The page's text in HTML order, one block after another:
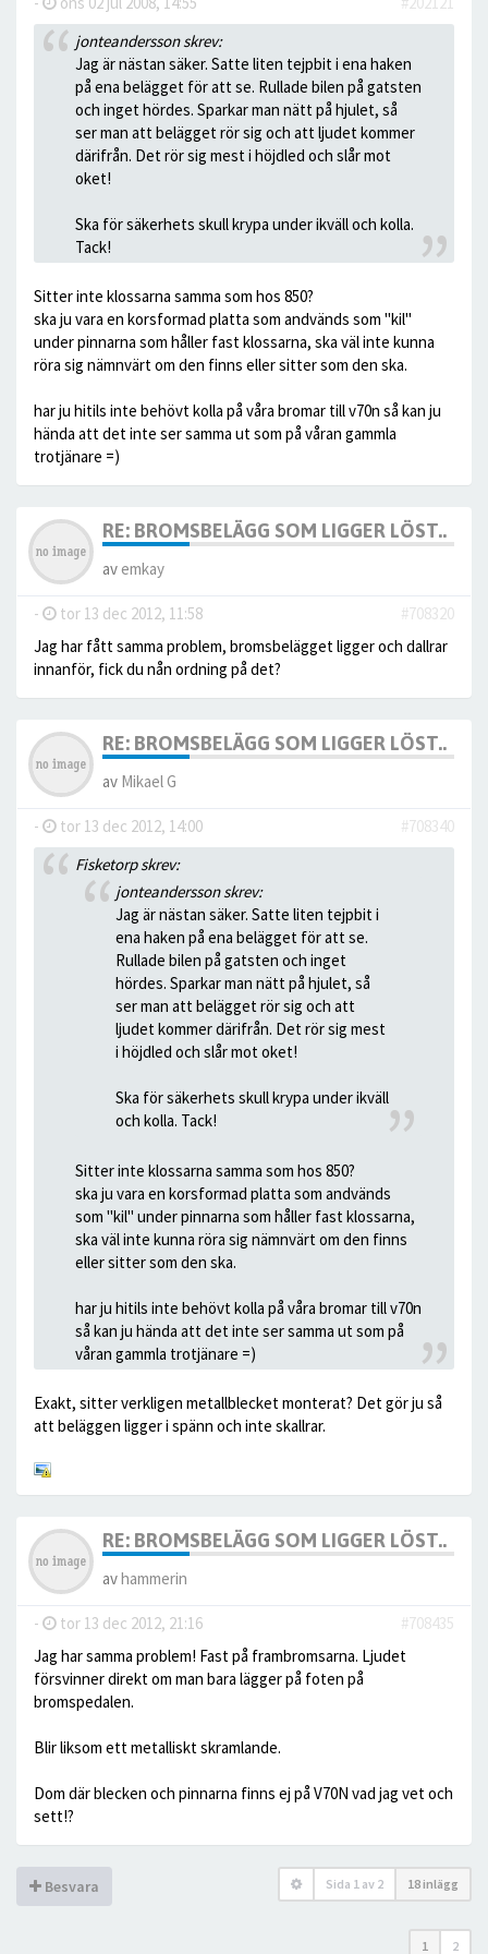
jonteandersson skrev:
Jag är nästan säker. Satte liten tejpbit i ena haken
på ena belägget för att se. Rullade bilen på gatsten
och inget hördes. Sparkar man nätt på hjulet, så
ser man att belägget rör sig och att ljudet kommer
därifrån. Det rör sig mest i höjdled och slår mot
oket!
Ska för säkerhets skull krypa under ikväll och kolla.
Tack!
Sitter inte klossarna samma som hos 850?
ska ju vara en korsformad platta som andvänds som "kil"
under pinnarna som håller fast klossarna, ska väl inte kunna
röra sig nämnvärt om den finns eller sitter som den ska.
har ju hitils inte behövt kolla på våra bromar till v70n så kan ju
hända att det inte ser samma ut som på våran gammla
trotjänare =)
RE: BROMSBELÄGG SOM LIGGER LÖST..
av emkay
- tor 13 dec 2012, 11:58
#708320
Jag har fått samma problem, bromsbelägget ligger och dallrar
innanför, fick du nån ordning på det?
RE: BROMSBELÄGG SOM LIGGER LÖST..
av Mikael G
- tor 13 dec 2012, 14:00
#708340
Fisketorp skrev:
jonteandersson skrev:
Jag är nästan säker. Satte liten tejpbit i
ena haken på ena belägget för att se.
Rullade bilen på gatsten och inget
hördes. Sparkar man nätt på hjulet, så
ser man att belägget rör sig och att
ljudet kommer därifrån. Det rör sig mest
i höjdled och slår mot oket!
Ska för säkerhets skull krypa under ikväll
och kolla. Tack!
Sitter inte klossarna samma som hos 850?
ska ju vara en korsformad platta som andvänds
som "kil" under pinnarna som håller fast klossarna,
ska väl inte kunna röra sig nämnvärt om den finns
eller sitter som den ska.
har ju hitils inte behövt kolla på våra bromar till v70n
så kan ju hända att det inte ser samma ut som på
våran gammla trotjänare =)
Exakt, sitter verkligen metallblecket monterat? Det gör ju så
att beläggen ligger i spänn och inte skallrar.
RE: BROMSBELÄGG SOM LIGGER LÖST..
avhammerin
- tor 13 dec 2012, 21:16
#708435
Jag har samma problem! Fast på frambromsarna. Ljudet
försvinner direkt om man bara lägger på foten på
bromspedalen.
Blir liksom ett metalliskt skramlande.
Dom där blecken och pinnarna finns ej på V70N vad jag vet och
sett!?
Besvara Sida 1 av 2 18 inlägg
1 2